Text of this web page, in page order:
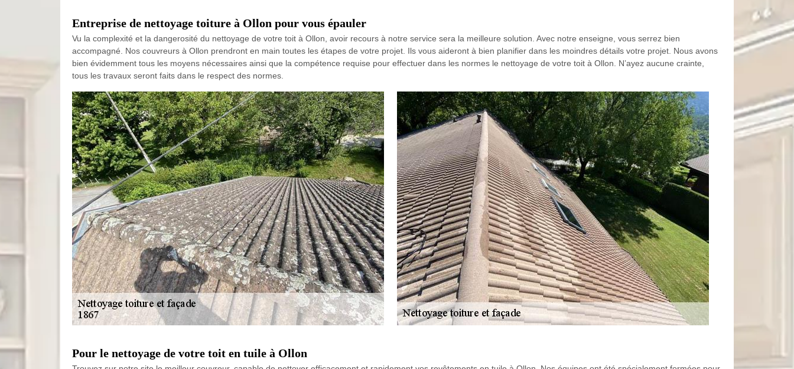
Entreprise de nettoyage toiture à Ollon pour vous épauler
Vu la complexité et la dangerosité du nettoyage de votre toit à Ollon, avoir recours à notre service sera la meilleure solution. Avec notre enseigne, vous serrez bien
accompagné. Nos couvreurs à Ollon prendront en main toutes les étapes de votre projet. Ils vous aideront à bien planifier dans les moindres détails votre projet. Nous avons
bien évidemment tous les moyens nécessaires ainsi que la compétence requise pour effectuer dans les normes le nettoyage de votre toit à Ollon. N’ayez aucune crainte,
tous les travaux seront faits dans le respect des normes.
Pour le nettoyage de votre toit en tuile à Ollon